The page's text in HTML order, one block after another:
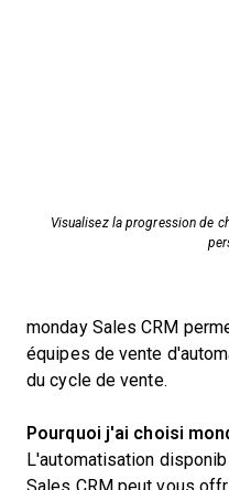
Visualisez la progression de
monday Sales CRM
équipes de vente
du cycle de vente.
Pourquoi j'ai choisi
L'automatisation
Sales CRM peut vous